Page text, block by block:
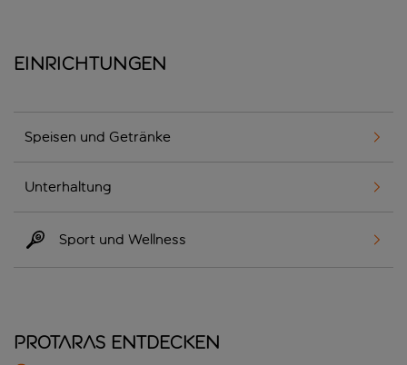
Einrichtungen
Speisen und Getränke
Unterhaltung
Sport und Wellness
Protaras entdecken